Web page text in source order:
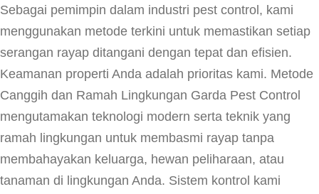
Sebagai pemimpin dalam industri pest control, kami
menggunakan metode terkini untuk memastikan setiap
serangan rayap ditangani dengan tepat dan efisien.
Keamanan properti Anda adalah prioritas kami. Metode
Canggih dan Ramah Lingkungan Garda Pest Control
mengutamakan teknologi modern serta teknik yang
ramah lingkungan untuk membasmi rayap tanpa
membahayakan keluarga, hewan peliharaan, atau
tanaman di lingkungan Anda. Sistem kontrol kami